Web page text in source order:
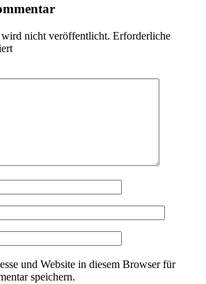
nicht veröffentlicht. Erforderliche
und Website in diesem Browser für
speichern.